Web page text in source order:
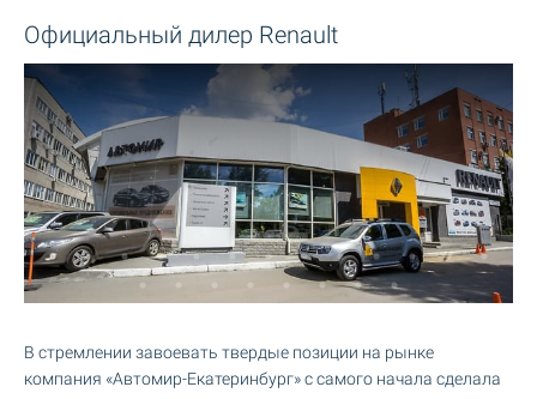
Официальный дилер Renault
В стремлении завоевать твердые позиции на рынке
компания «Автомир-Екатеринбург» с самого начала сделала